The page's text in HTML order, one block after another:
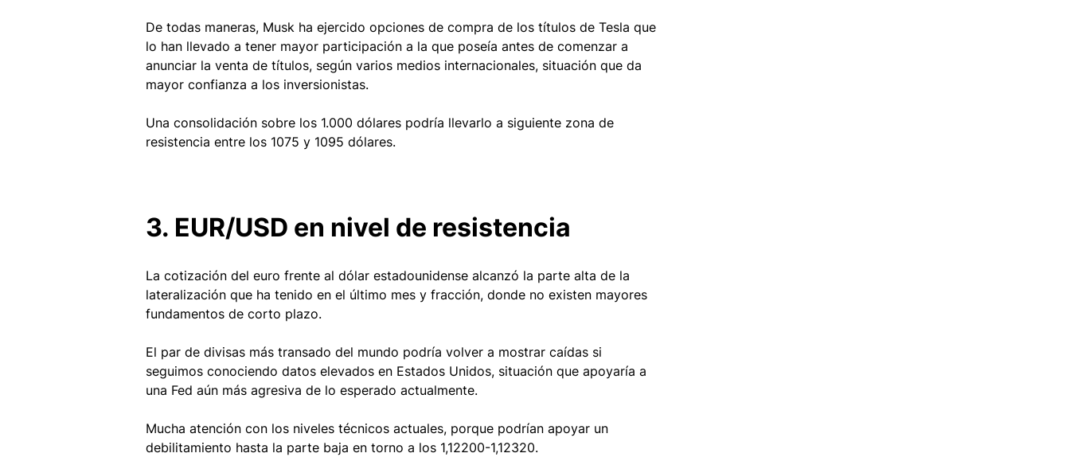
De todas maneras, Musk ha ejercido opciones de compra de los títulos de Tesla que
lo han llevado a tener mayor participación a la que poseía antes de comenzar a
anunciar la venta de títulos, según varios medios internacionales, situación que da
mayor confianza a los inversionistas.
Una consolidación sobre los 1.000 dólares podría llevarlo a siguiente zona de
resistencia entre los 1075 y 1095 dólares.
3. EUR/USD en nivel de resistencia
La cotización del euro frente al dólar estadounidense alcanzó la parte alta de la
lateralización que ha tenido en el último mes y fracción, donde no existen mayores
fundamentos de corto plazo.
El par de divisas más transado del mundo podría volver a mostrar caídas si
seguimos conociendo datos elevados en Estados Unidos, situación que apoyaría a
una Fed aún más agresiva de lo esperado actualmente.
Mucha atención con los niveles técnicos actuales, porque podrían apoyar un
debilitamiento hasta la parte baja en torno a los 1,12200-1,12320.